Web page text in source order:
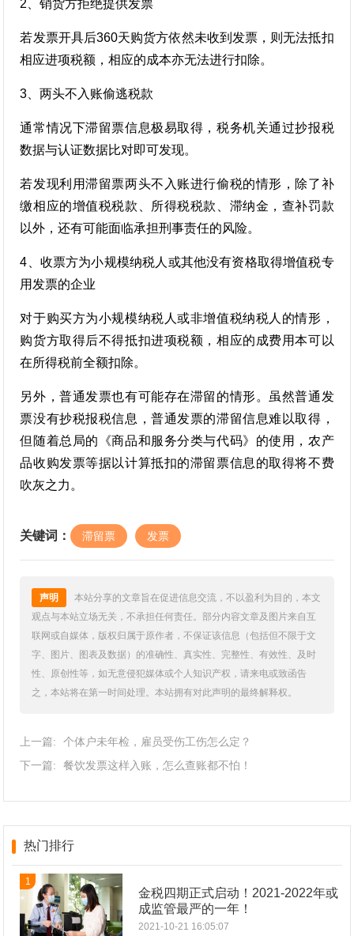
2、销货方拒绝提供发票
若发票开具后360天购货方依然未收到发票，则无法抵扣
相应进项税额，相应的成本亦无法进行扣除。
3、两头不入账偷逃税款
通常情况下滞留票信息极易取得，税务机关通过抄报税
数据与认证数据比对即可发现。
若发现利用滞留票两头不入账进行偷税的情形，除了补
缴相应的增值税税款、所得税税款、滞纳金，查补罚款
以外，还有可能面临承担刑事责任的风险。
4、收票方为小规模纳税人或其他没有资格取得增值税专
用发票的企业
对于购买方为小规模纳税人或非增值税纳税人的情形，
购货方取得后不得抵扣进项税额，相应的成费用本可以
在所得税前全额扣除。
另外，普通发票也有可能存在滞留的情形。虽然普通发
票没有抄税报税信息，普通发票的滞留信息难以取得，
但随着总局的《商品和服务分类与代码》的使用，农产
品收购发票等据以计算抵扣的滞留票信息的取得将不费
吹灰之力。
关键词： 滞留票 发票
声明
本站分享的文章旨在促进信息交流，不以盈利为目的，本文
观点与本站立场无关，不承担任何责任。部分内容文章及图片来自互
联网或自媒体，版权归属于原作者，不保证该信息（包括但不限于文
字、图片、图表及数据）的准确性、真实性、完整性、有效性、及时
性、原创性等，如无意侵犯媒体或个人知识产权，请来电或致函告
之，本站将在第一时间处理。本站拥有对此声明的最终解释权。
上一篇:
个体户未年检，雇员受伤工伤怎么定？
下一篇:
餐饮发票这样入账，怎么查账都不怕！
热门排行
1
金税四期正式启动！2021-2022年或
成监管最严的一年！
2021-10-21 16:05:07